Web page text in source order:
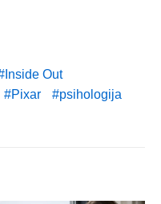
Inside Out
Pixar psihologija